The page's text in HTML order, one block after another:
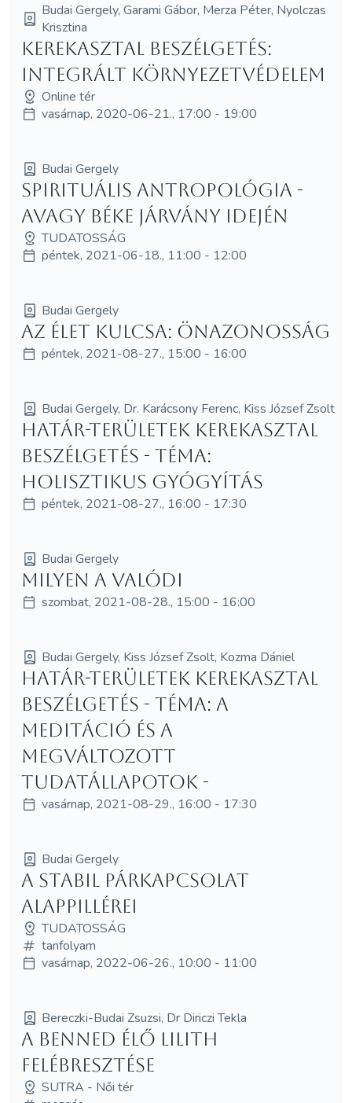
Budai Gergely, Garami Gábor, Merza Péter, Nyolczas
Krisztina
Kerekasztal beszélgetés:
Integrált környezetvédelem
Online tér
vasárnap, 2020-06-21., 17:00 - 19:00
Budai Gergely
Spirituális antropológia -
avagy béke járvány idején
TUDATOSSÁG
péntek, 2021-06-18., 11:00 - 12:00
Budai Gergely
Az élet kulcsa: Önazonosság
péntek, 2021-08-27., 15:00 - 16:00
Budai Gergely, Dr. Karácsony Ferenc, Kiss József Zsolt
Határ-területek kerekasztal
beszélgetés - Téma:
Holisztikus gyógyítás
péntek, 2021-08-27., 16:00 - 17:30
Budai Gergely
Milyen a valódi
szombat, 2021-08-28., 15:00 - 16:00
Budai Gergely, Kiss József Zsolt, Kozma Dániel
Határ-területek kerekasztal
beszélgetés - Téma: A
meditáció és a
megváltozott
tudatállapotok -
vasárnap, 2021-08-29., 16:00 - 17:30
Budai Gergely
A stabil párkapcsolat
alappillérei
TUDATOSSÁG
tanfolyam
vasárnap, 2022-06-26., 10:00 - 11:00
Bereczki-Budai Zsuzsi, Dr Diriczi Tekla
A benned élő Lilith
felébresztése
SUTRA - Női tér